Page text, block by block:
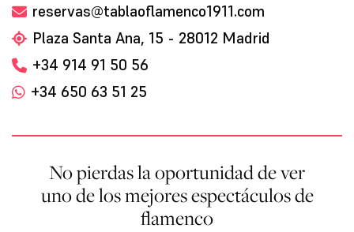
reservas@tablaoflamenco1911.com
Plaza Santa Ana, 15 - 28012 Madrid
+34 914 91 50 56
+34 650 63 51 25
No pierdas la oportunidad de ver
uno de los mejores espectáculos de
flamenco